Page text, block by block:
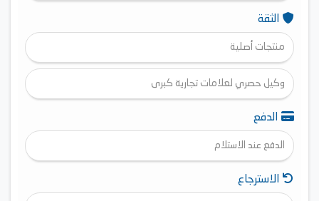
الثقة
منتجات أصلية
وكيل حصري لعلامات تجارية كبرى
الدفع
الدفع عند الاستلام
الاسترجاع